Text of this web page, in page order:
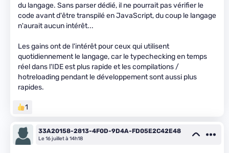
du langage. Sans parser dédié, il ne pourrait pas vérifier le
code avant d'être transpilé en JavaScript, du coup le langage
n'aurait aucun intérêt...
Les gains ont de l'intérêt pour ceux qui utilisent
quotidiennement le langage, car le typechecking en temps
réel dans l'IDE est plus rapide et les compilations /
hotreloading pendant le développement sont aussi plus
rapides.
1
33A20158-2813-4F0D-9D4A-FD05E2C42E48
Le 16 juillet à 14h18